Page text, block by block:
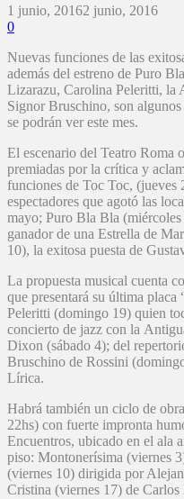
1 junio, 20162 junio, 2016
0
Nuevas funciones de las
además del estreno de Puro
Lizarazu, Carolina Peleritti, la
Signor Bruschino, son algunos
se podrán ver este mes.
El escenario del Teatro Roma
premiadas por la crítica y
funciones de Toc Toc, (jueves
espectadores que agotó las
mayo; Puro Bla Bla
ganador de una Estrella de
10), la exitosa puesta de
La propuesta musical cuenta
que presentará su última
Peleritti (domingo 19) quien
concierto de jazz con la
Dixon (sábado 4); del
Bruschino de Rossini
Lírica.
Habrá también un ciclo de
22hs) con fuerte impronta
Encuentros, ubicado en el ala
piso: Montonerísima (viernes
(viernes 10) dirigida por
Cristina (viernes 17) de Carlos